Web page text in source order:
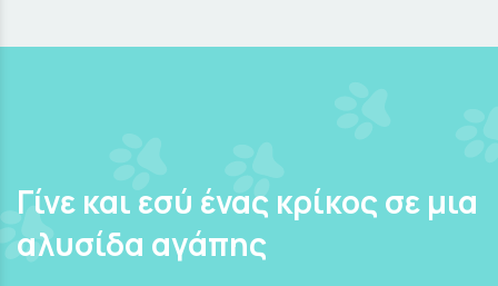
Γίνε και εσύ ένας κρίκος σε μια
αλυσίδα αγάπης